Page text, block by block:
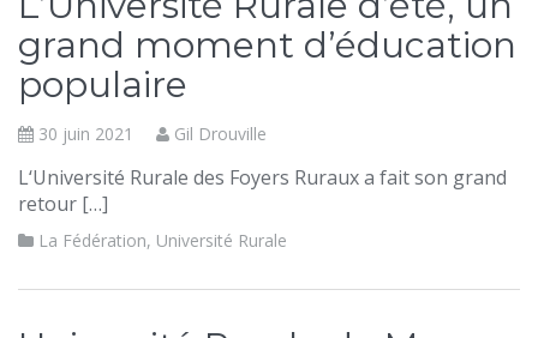
grand moment d’éducation
populaire
30 juin 2021 Gil Drouville
L‘Université Rurale des Foyers Ruraux a fait son grand
retour […]
La Fédération, Université Rurale